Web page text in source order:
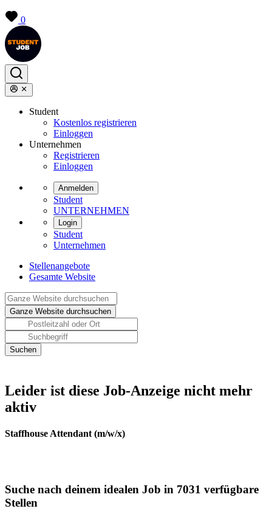
0
Student
Kostenlos registrieren
Einloggen
Unternehmen
Registrieren
Einloggen
Anmelden
Student
UNTERNEHMEN
Login
Student
Unternehmen
Stellenangebote
Gesamte Website
Leider ist diese Job-Anzeige nicht mehr
aktiv
Staffhouse Attendant (m/w/x)
Suche nach deinem idealen Job in 7031 verfügbare
Stellen